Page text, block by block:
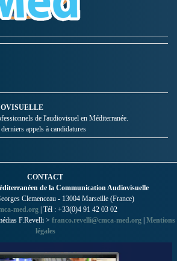
de l'audiovisuel en Méditerranée.
appels à candidatures
CONTACT
de la Communication Audiovisuelle
Clemenceau - 13004 Marseille (France)
med.org | Tél : +33(0)4 91 42 03 02
F.Revelli > franco.revelli@cmca-med.org | Mentions
légales